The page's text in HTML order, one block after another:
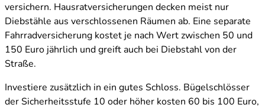
versichern. Hausratversicherungen decken meist nur
Diebstähle aus verschlossenen Räumen ab. Eine separate
Fahrradversicherung kostet je nach Wert zwischen 50 und
150 Euro jährlich und greift auch bei Diebstahl von der
Straße.
Investiere zusätzlich in ein gutes Schloss. Bügelschlösser
der Sicherheitsstufe 10 oder höher kosten 60 bis 100 Euro,